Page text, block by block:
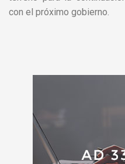
con el próximo gobierno.